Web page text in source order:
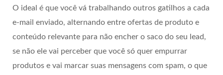
O ideal é que você vá trabalhando outros gatilhos a cada
e-mail enviado, alternando entre ofertas de produto e
conteúdo relevante para não encher o saco do seu lead,
se não ele vai perceber que você só quer empurrar
produtos e vai marcar suas mensagens com spam, o que